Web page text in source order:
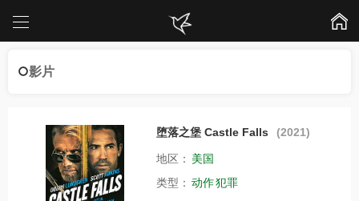
影片
堕落之堡 Castle Falls (2021)
地区： 美国
类型： 动作犯罪